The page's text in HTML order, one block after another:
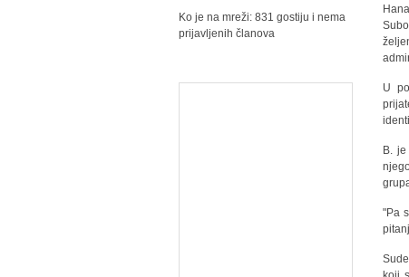
U
B.
"Pa
Ko je na mreži: 831 gostiju i nema
prijavljenih članova